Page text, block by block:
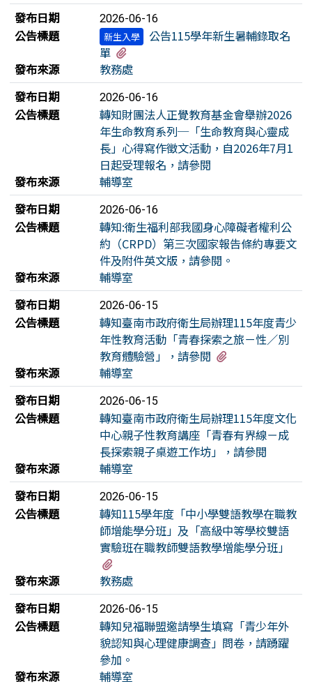
發布日期
2026-06-16
公告標題 新生入學
公告115學年新生暑輔錄取名
單
發布來源
教務處
發布日期
2026-06-16
公告標題
轉知財團法人正覺教育基金會舉辦2026
年生命教育系列─「生命教育與心靈成
長」心得寫作徵文活動，自2026年7月1
日起受理報名，請參閱
發布來源
輔導室
發布日期
2026-06-16
公告標題
轉知:衛生福利部我國身心障礙者權利公
約（CRPD）第三次國家報告條約專要文
件及附件英文版，請參閱。
發布來源
輔導室
發布日期
2026-06-15
公告標題
轉知臺南市政府衛生局辦理115年度青少
年性教育活動「青春探索之旅－性／別
教育體驗營」，請參閱
發布來源
輔導室
發布日期
2026-06-15
公告標題
轉知臺南市政府衛生局辦理115年度文化
中心親子性教育講座「青春有界線－成
長探索親子桌遊工作坊」，請參閱
發布來源
輔導室
發布日期
2026-06-15
公告標題
轉知115學年度「中小學雙語教學在職教
師增能學分班」及「高級中等學校雙語
實驗班在職教師雙語教學增能學分班」
發布來源
教務處
發布日期
2026-06-15
公告標題
轉知兒福聯盟邀請學生填寫「青少年外
貌認知與心理健康調查」問卷，請踴躍
參加。
發布來源
輔導室